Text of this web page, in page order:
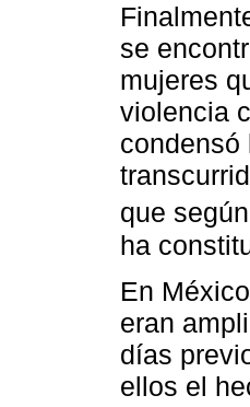
se
mujeres
violencia
condensó
que según
ha
En
eran
días
ellos el